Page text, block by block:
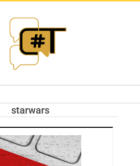
RIVISTA
TRENDS
starwars